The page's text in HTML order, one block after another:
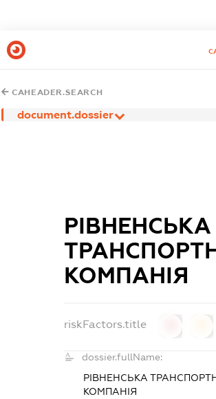
CAHEADER.SEARCH
document.dossier
РІВНЕНСЬКА
КОМПАНІЯ
riskFactors.title
dossier.fullName:
РІВНЕНСЬКА
КОМПАНІЯ